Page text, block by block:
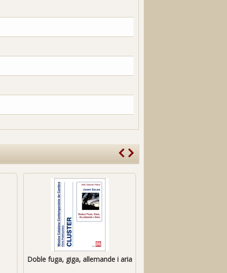
Doble fuga, giga, allemande i aria